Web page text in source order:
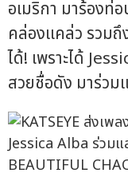
อเมริกา มาร้องท่
คล่องแคล่ว รวม
ได้! เพราะได้
สวยชื่อดัง มาร่วม